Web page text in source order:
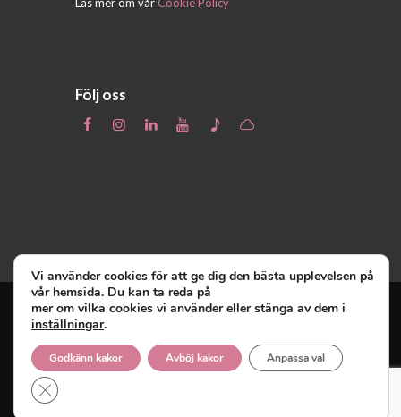
Följ oss
innehar upphovsrätten till denna site och
Vi använder cookies för att ge dig den bästa upplevelsen på
vår hemsida. Du kan ta reda på
mer om vilka cookies vi använder eller stänga av dem i
inställningar.
Godkänn kakor Avböj kakor Anpassa val
Close GDPR Cookie Banner